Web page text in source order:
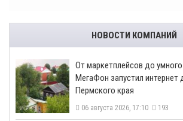
НОВОСТИ КОМПАНИЙ
От маркетплейсов до
МегаФон запустил интернет
Пермского края
06 августа 2026, 17:10 193